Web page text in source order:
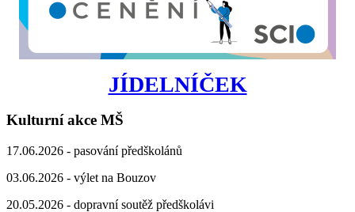
JÍDELNÍČEK
Kulturní akce MŠ
17.06.2026 - pasování předškolánů
03.06.2026 - výlet na Bouzov
20.05.2026 - dopravní soutěž předškolávi